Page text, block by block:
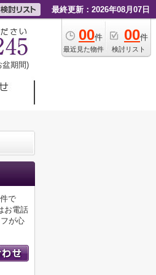
最終更新：2026年08月07日
00件
最近見た物件
00件
検討リスト
盆期間)
で
お電話
が心